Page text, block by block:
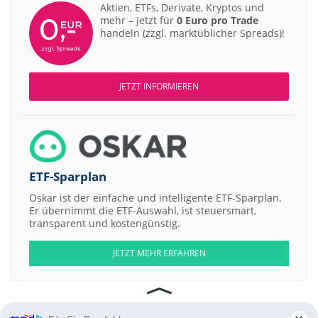
Aktien, ETFs, Derivate, Kryptos und
mehr – jetzt für 0 Euro pro Trade
handeln (zzgl. marktüblicher Spreads)!
JETZT INFORMIEREN
ETF-Sparplan
Oskar ist der einfache und intelligente ETF-Sparplan.
Er übernimmt die ETF-Auswahl, ist steuersmart,
transparent und kostengünstig.
JETZT MEHR ERFAHREN